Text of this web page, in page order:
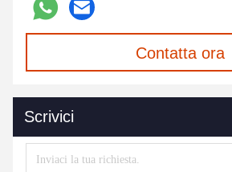
Contatta ora
Scrivici